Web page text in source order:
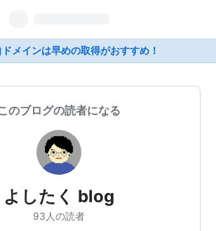
メインは早めの取得がおすすめ！
のブログの読者になる
よしたく blog
93人の読者